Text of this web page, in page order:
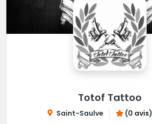
Totof Tattoo
Saint-Saulve (0 avis)